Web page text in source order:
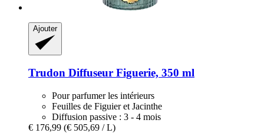
Ajouter
Trudon Diffuseur Figuerie, 350 ml
Pour parfumer les intérieurs
Feuilles de Figuier et Jacinthe
Diffusion passive : 3 - 4 mois
€ 176,99 (€ 505,69 / L)